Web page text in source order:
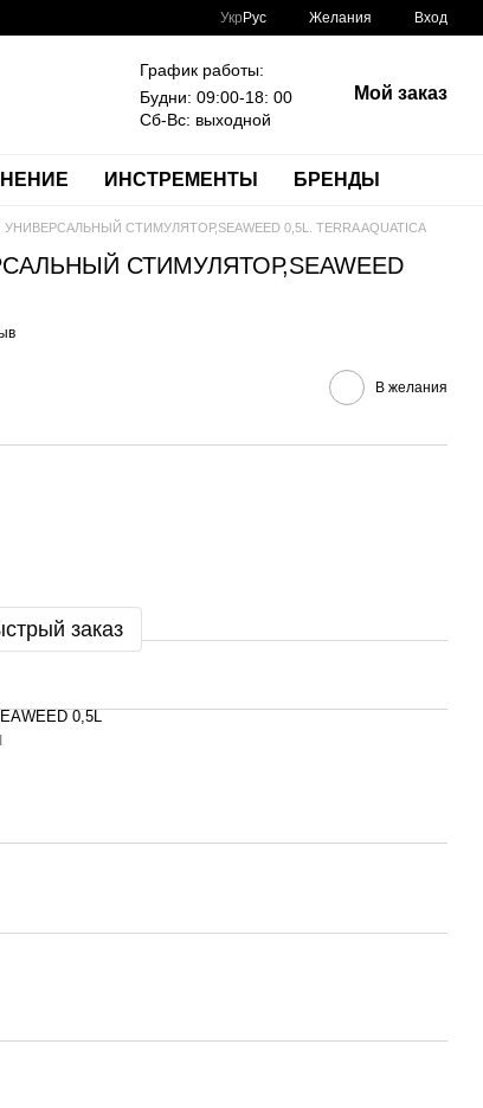
Укр Рус Желания Вход
График работы:
Будни: 09:00-18: 00
Сб-Вс: выходной
Мой заказ
ИНСТРЕМЕНТЫ БРЕНДЫ
СТИМУЛЯТОР,SEAWEED 0,5L. TERRA AQUATICA
СТИМУЛЯТОР,SEAWEED
В желания
заказ
0,5L